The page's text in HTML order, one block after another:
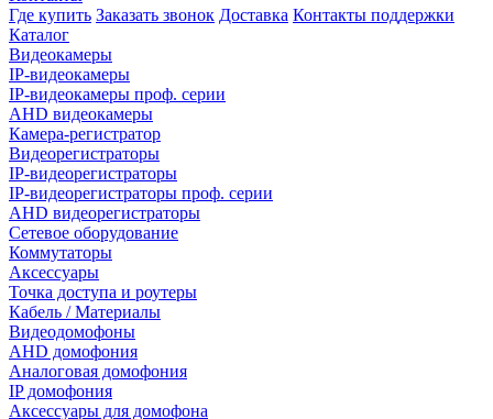
Где купить Заказать звонок Доставка Контакты поддержки
Каталог
Видеокамеры
IP-видеокамеры
IP-видеокамеры проф. серии
AHD видеокамеры
Камера-регистратор
Видеорегистраторы
IP-видеорегистраторы
IP-видеорегистраторы проф. серии
AHD видеорегистраторы
Сетевое оборудование
Коммутаторы
Аксессуары
Точка доступа и роутеры
Кабель / Материалы
Видеодомофоны
AHD домофония
Аналоговая домофония
IP домофония
Аксессуары для домофона